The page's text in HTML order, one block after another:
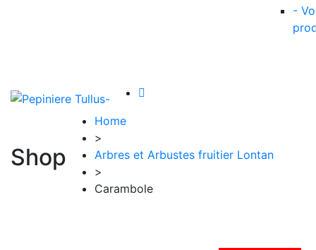
-
Shop
Home
>
Arbres et Arbustes fruitier Lontan
>
Carambole